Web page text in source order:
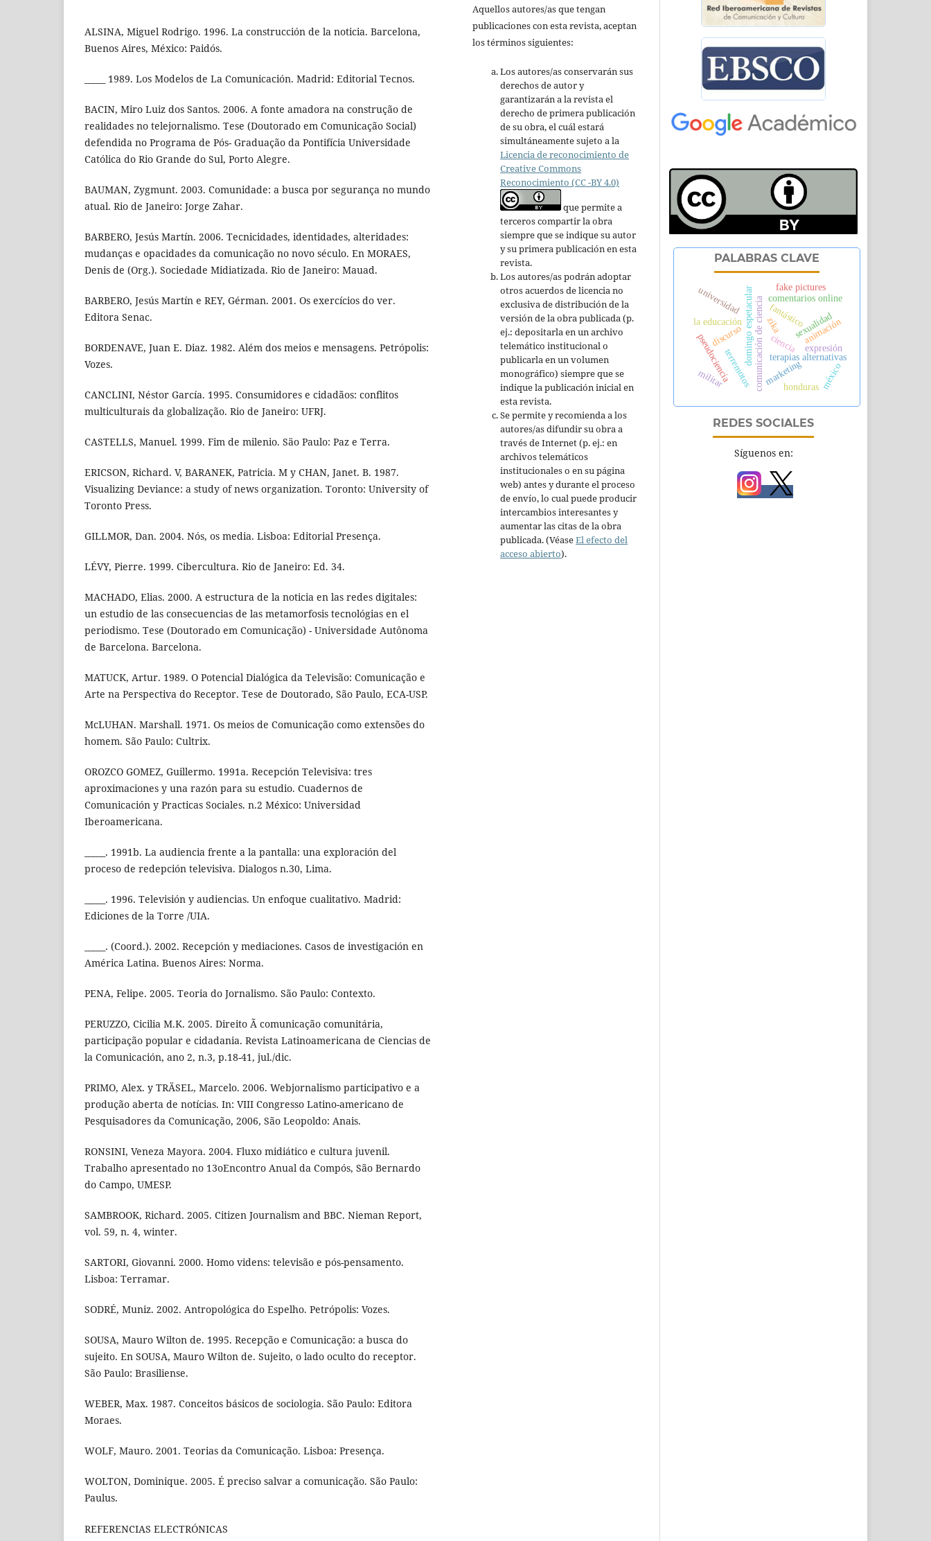
ALSINA, Miguel Rodrigo. 1996. La construcción de la noticia. Barcelona,
Buenos Aires, México: Paidós.
_____ 1989. Los Modelos de La Comunicación. Madrid: Editorial Tecnos.
BACIN, Miro Luiz dos Santos. 2006. A fonte amadora na construção de
realidades no telejornalismo. Tese (Doutorado em Comunicação Social)
defendida no Programa de Pós- Graduação da Pontifícia Universidade
Católica do Rio Grande do Sul, Porto Alegre.
BAUMAN, Zygmunt. 2003. Comunidade: a busca por segurança no mundo
atual. Rio de Janeiro: Jorge Zahar.
BARBERO, Jesús Martín. 2006. Tecnicidades, identidades, alteridades:
mudanças e opacidades da comunicação no novo século. En MORAES,
Denis de (Org.). Sociedade Midiatizada. Rio de Janeiro: Mauad.
BARBERO, Jesús Martín e REY, Gérman. 2001. Os exercícios do ver.
Editora Senac.
BORDENAVE, Juan E. Diaz. 1982. Além dos meios e mensagens. Petrópolis:
Vozes.
CANCLINI, Néstor García. 1995. Consumidores e cidadãos: conflitos
multiculturais da globalização. Rio de Janeiro: UFRJ.
CASTELLS, Manuel. 1999. Fim de milenio. Säo Paulo: Paz e Terra.
ERICSON, Richard. V, BARANEK, Patricia. M y CHAN, Janet. B. 1987.
Visualizing Deviance: a study of news organization. Toronto: University of
Toronto Press.
GILLMOR, Dan. 2004. Nós, os media. Lisboa: Editorial Presença.
LÉVY, Pierre. 1999. Cibercultura. Rio de Janeiro: Ed. 34.
MACHADO, Elias. 2000. A estructura de la noticia en las redes digitales:
un estudio de las consecuencias de las metamorfosis tecnológias en el
periodismo. Tese (Doutorado em Comunicação) - Universidade Autônoma
de Barcelona. Barcelona.
MATUCK, Artur. 1989. O Potencial Dialógica da Televisão: Comunicação e
Arte na Perspectiva do Receptor. Tese de Doutorado, São Paulo, ECA-USP.
McLUHAN. Marshall. 1971. Os meios de Comunicação como extensões do
homem. São Paulo: Cultrix.
OROZCO GOMEZ, Guillermo. 1991a. Recepción Televisiva: tres
aproximaciones y una razón para su estudio. Cuadernos de
Comunicación y Practicas Sociales. n.2 México: Universidad
Iberoamericana.
_____. 1991b. La audiencia frente a la pantalla: una exploración del
proceso de redepción televisiva. Dialogos n.30, Lima.
_____. 1996. Televisión y audiencias. Un enfoque cualitativo. Madrid:
Ediciones de la Torre /UIA.
_____. (Coord.). 2002. Recepción y mediaciones. Casos de investigación en
América Latina. Buenos Aires: Norma.
PENA, Felipe. 2005. Teoria do Jornalismo. São Paulo: Contexto.
PERUZZO, Cicilia M.K. 2005. Direito Ã comunicação comunitária,
participação popular e cidadania. Revista Latinoamericana de Ciencias de
la Comunicación, ano 2, n.3, p.18-41, jul./dic.
PRIMO, Alex. y TRÄSEL, Marcelo. 2006. Webjornalismo participativo e a
produção aberta de notícias. In: VIII Congresso Latino-americano de
Pesquisadores da Comunicação, 2006, São Leopoldo: Anais.
RONSINI, Veneza Mayora. 2004. Fluxo midiático e cultura juvenil.
Trabalho apresentado no 13oEncontro Anual da Compós, São Bernardo
do Campo, UMESP.
SAMBROOK, Richard. 2005. Citizen Journalism and BBC. Nieman Report,
vol. 59, n. 4, winter.
SARTORI, Giovanni. 2000. Homo videns: televisão e pós-pensamento.
Lisboa: Terramar.
SODRÉ, Muniz. 2002. Antropológica do Espelho. Petrópolis: Vozes.
SOUSA, Mauro Wilton de. 1995. Recepção e Comunicação: a busca do
sujeito. En SOUSA, Mauro Wilton de. Sujeito, o lado oculto do receptor.
São Paulo: Brasiliense.
WEBER, Max. 1987. Conceitos básicos de sociologia. São Paulo: Editora
Moraes.
WOLF, Mauro. 2001. Teorias da Comunicação. Lisboa: Presença.
WOLTON, Dominique. 2005. É preciso salvar a comunicação. São Paulo:
Paulus.
REFERENCIAS ELECTRÓNICAS
Aquellos autores/as que tengan
publicaciones con esta revista, aceptan
los términos siguientes:
Los autores/as conservarán sus
derechos de autor y
garantizarán a la revista el
derecho de primera publicación
de su obra, el cuál estará
simultáneamente sujeto a la
Licencia de reconocimiento de
Creative Commons
Reconocimiento (CC -BY 4.0)
que permite a
terceros compartir la obra
siempre que se indique su autor
y su primera publicación en esta
revista.
Los autores/as podrán adoptar
otros acuerdos de licencia no
exclusiva de distribución de la
versión de la obra publicada (p.
ej.: depositarla en un archivo
telemático institucional o
publicarla en un volumen
monográfico) siempre que se
indique la publicación inicial en
esta revista.
Se permite y recomienda a los
autores/as difundir su obra a
través de Internet (p. ej.: en
archivos telemáticos
institucionales o en su página
web) antes y durante el proceso
de envío, lo cual puede producir
intercambios interesantes y
aumentar las citas de la obra
publicada. (VéaseEl efecto del
acceso abierto).
PALABRAS CLAVE
discurso ciencia
comunicación de ciencia fantástico
domingo espetacular terapias alternativas
marketing
la educación
pseudociencia
sexualidad
honduras
comentarios online
universidad fake pictures
zika
terremotos méxico
militar
animación
expresión
REDES SOCIALES
Síguenos en: